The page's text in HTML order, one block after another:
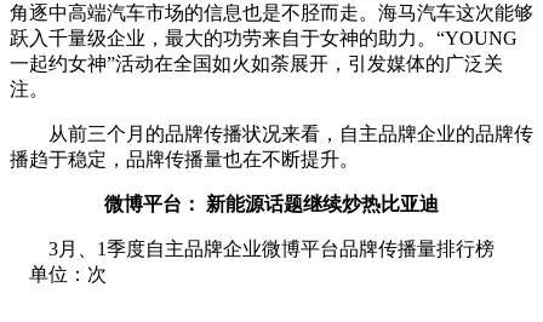
角逐中高端汽车市场的信息也是不胫而走。海马汽车这次能够
跃入千量级企业，最大的功劳来自于女神的助力。“YOUNG
一起约女神”活动在全国如火如荼展开，引发媒体的广泛关
注。
从前三个月的品牌传播状况来看，自主品牌企业的品牌传
播趋于稳定，品牌传播量也在不断提升。
微博平台： 新能源话题继续炒热比亚迪
3月、1季度自主品牌企业微博平台品牌传播量排行榜
单位：次